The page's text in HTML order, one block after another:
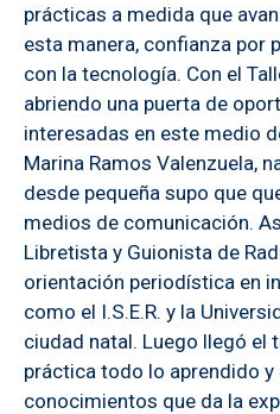
prácticas a medida que
esta manera, confianza por
con la tecnología. Con el
abriendo una puerta de
interesadas en este medio
Marina Ramos Valenzuela,
desde pequeña supo que
medios de comunicación.
Libretista y Guionista de
orientación periodística en
como el I.S.E.R. y la
ciudad natal. Luego llegó el
práctica todo lo aprendido
conocimientos que da la